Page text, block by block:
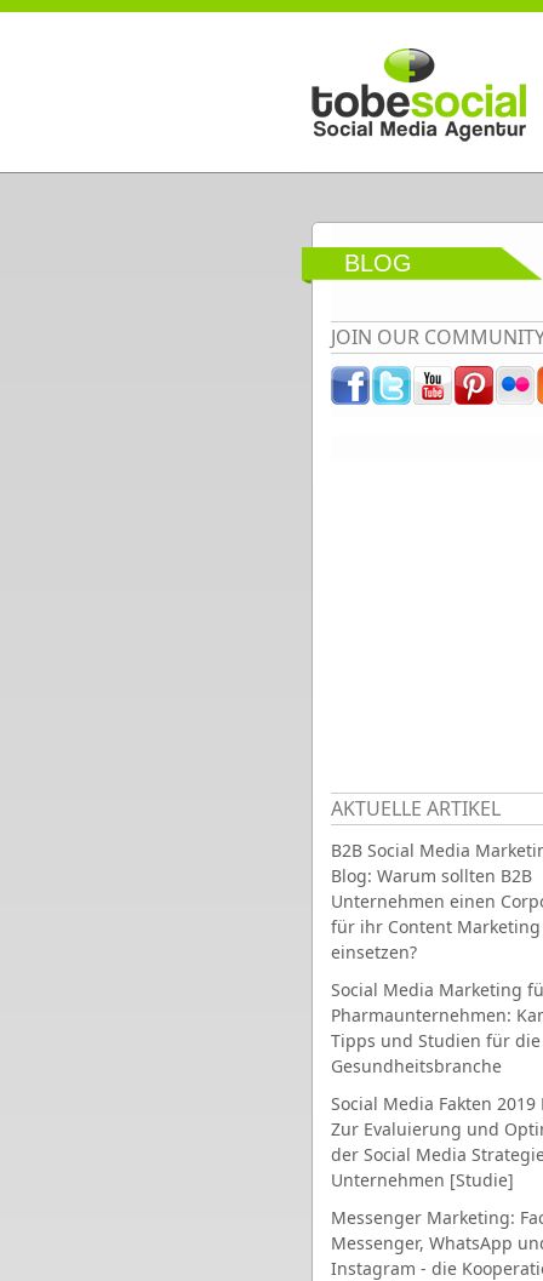
Direkt zum Inhalt
BLOG
JOIN OUR
AKTUELLE ARTIKEL
B2B Social Media
Blog: Warum sollten B2B
Unternehmen einen
für ihr Content Marketing
einsetzen?
Social Media Marketing
Pharmaunternehmen:
Tipps und Studien für die
Gesundheitsbranche
Social Media Fakten 2019
Zur Evaluierung und
der Social Media
Unternehmen [Studie]
Messenger Marketing:
Messenger, WhatsApp
Instagram - die